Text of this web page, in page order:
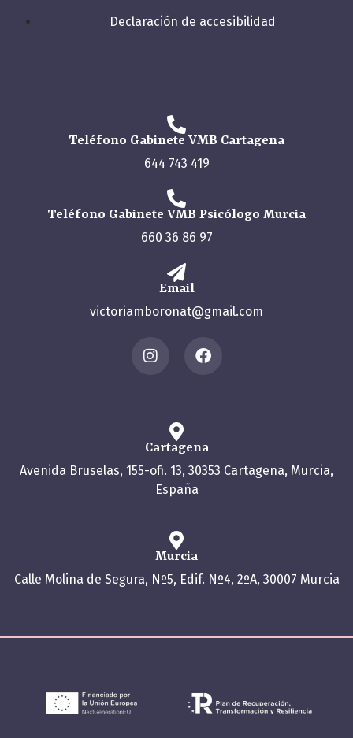
Declaración de accesibilidad
Teléfono Gabinete VMB Cartagena
644 743 419
Teléfono Gabinete VMB Psicólogo Murcia
660 36 86 97
Email
victoriamboronat@gmail.com
Cartagena
Avenida Bruselas, 155-ofi. 13, 30353 Cartagena, Murcia,
España
Murcia
Calle Molina de Segura, Nº5, Edif. Nº4, 2ºA, 30007 Murcia